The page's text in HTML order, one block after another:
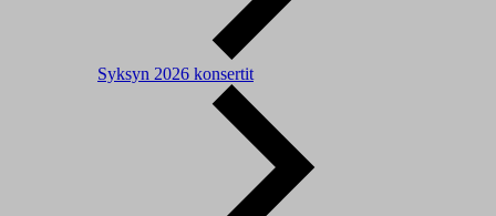
Syksyn 2026 konsertit